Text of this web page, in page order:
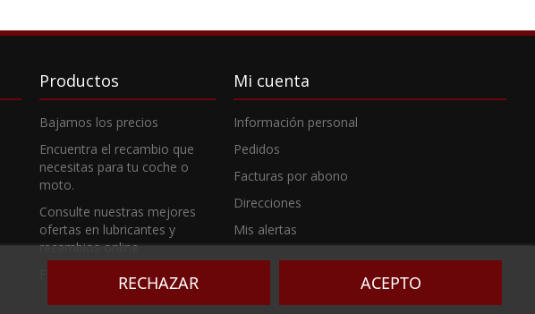
Productos
Bajamos los precios
Encuentra el recambio que
necesitas para tu coche o
moto.
Consulte nuestras mejores
ofertas en lubricantes y
recambios online
Mi cuenta
Información personal
Pedidos
Facturas por abono
Direcciones
Mis alertas
RECHAZAR ACEPTO